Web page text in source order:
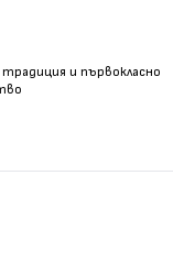
и първокласно